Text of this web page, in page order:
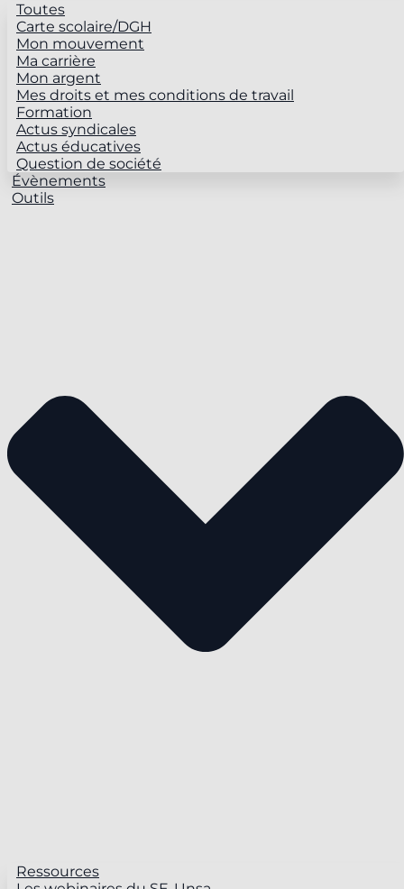
Toutes
Carte scolaire/DGH
Mon mouvement
Ma carrière
Mon argent
Mes droits et mes conditions de travail
Formation
Actus syndicales
Actus éducatives
Question de société
Évènements
Outils
Ressources